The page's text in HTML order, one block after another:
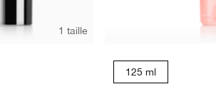
1 taille
125 ml